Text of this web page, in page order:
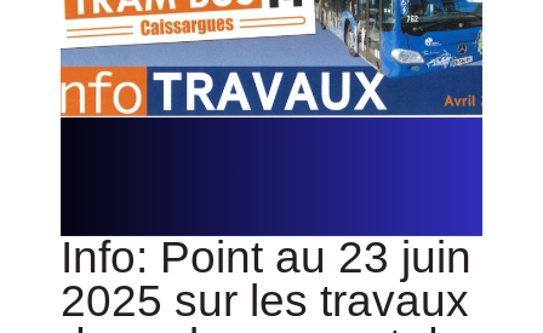
Info: Point au 23 juin
2025 sur les travaux